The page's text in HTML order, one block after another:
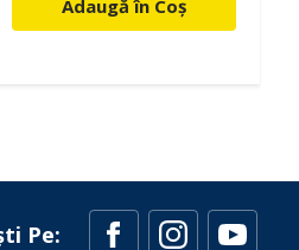
Adaugă în Coș
Pe: